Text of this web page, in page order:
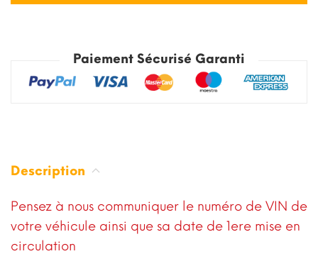
Paiement Sécurisé Garanti
Description
Pensez à nous communiquer le numéro de VIN de
votre véhicule ainsi que sa date de 1ere mise en
circulation